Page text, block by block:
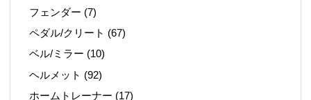
フェンダー (7)
ペダル/クリート (67)
ベル/ミラー (10)
ヘルメット (92)
ホームトレーナー (17)